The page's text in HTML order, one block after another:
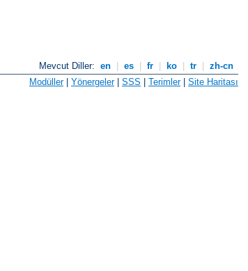
Mevcut Diller: en es fr ko tr
zh-cn
Modüller| Yönergeler| SSS | Terimler| Site Haritası